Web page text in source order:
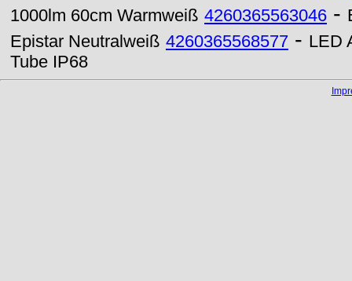
1000lm 60cm Warmweiß 4260365563046 -
Epistar Neutralweiß 4260365568577 - LED
Tube IP68